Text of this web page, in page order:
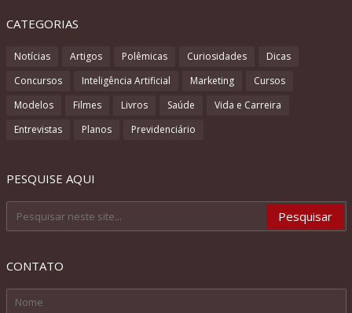
CATEGORIAS
Notícias Artigos Polêmicas Curiosidades
Dicas
Concursos
Inteligência Artificial Marketing
Cursos
Modelos
Filmes Livros Saúde
Vida e Carreira
Entrevistas
Planos Previdenciário
PESQUISE AQUI
CONTATO